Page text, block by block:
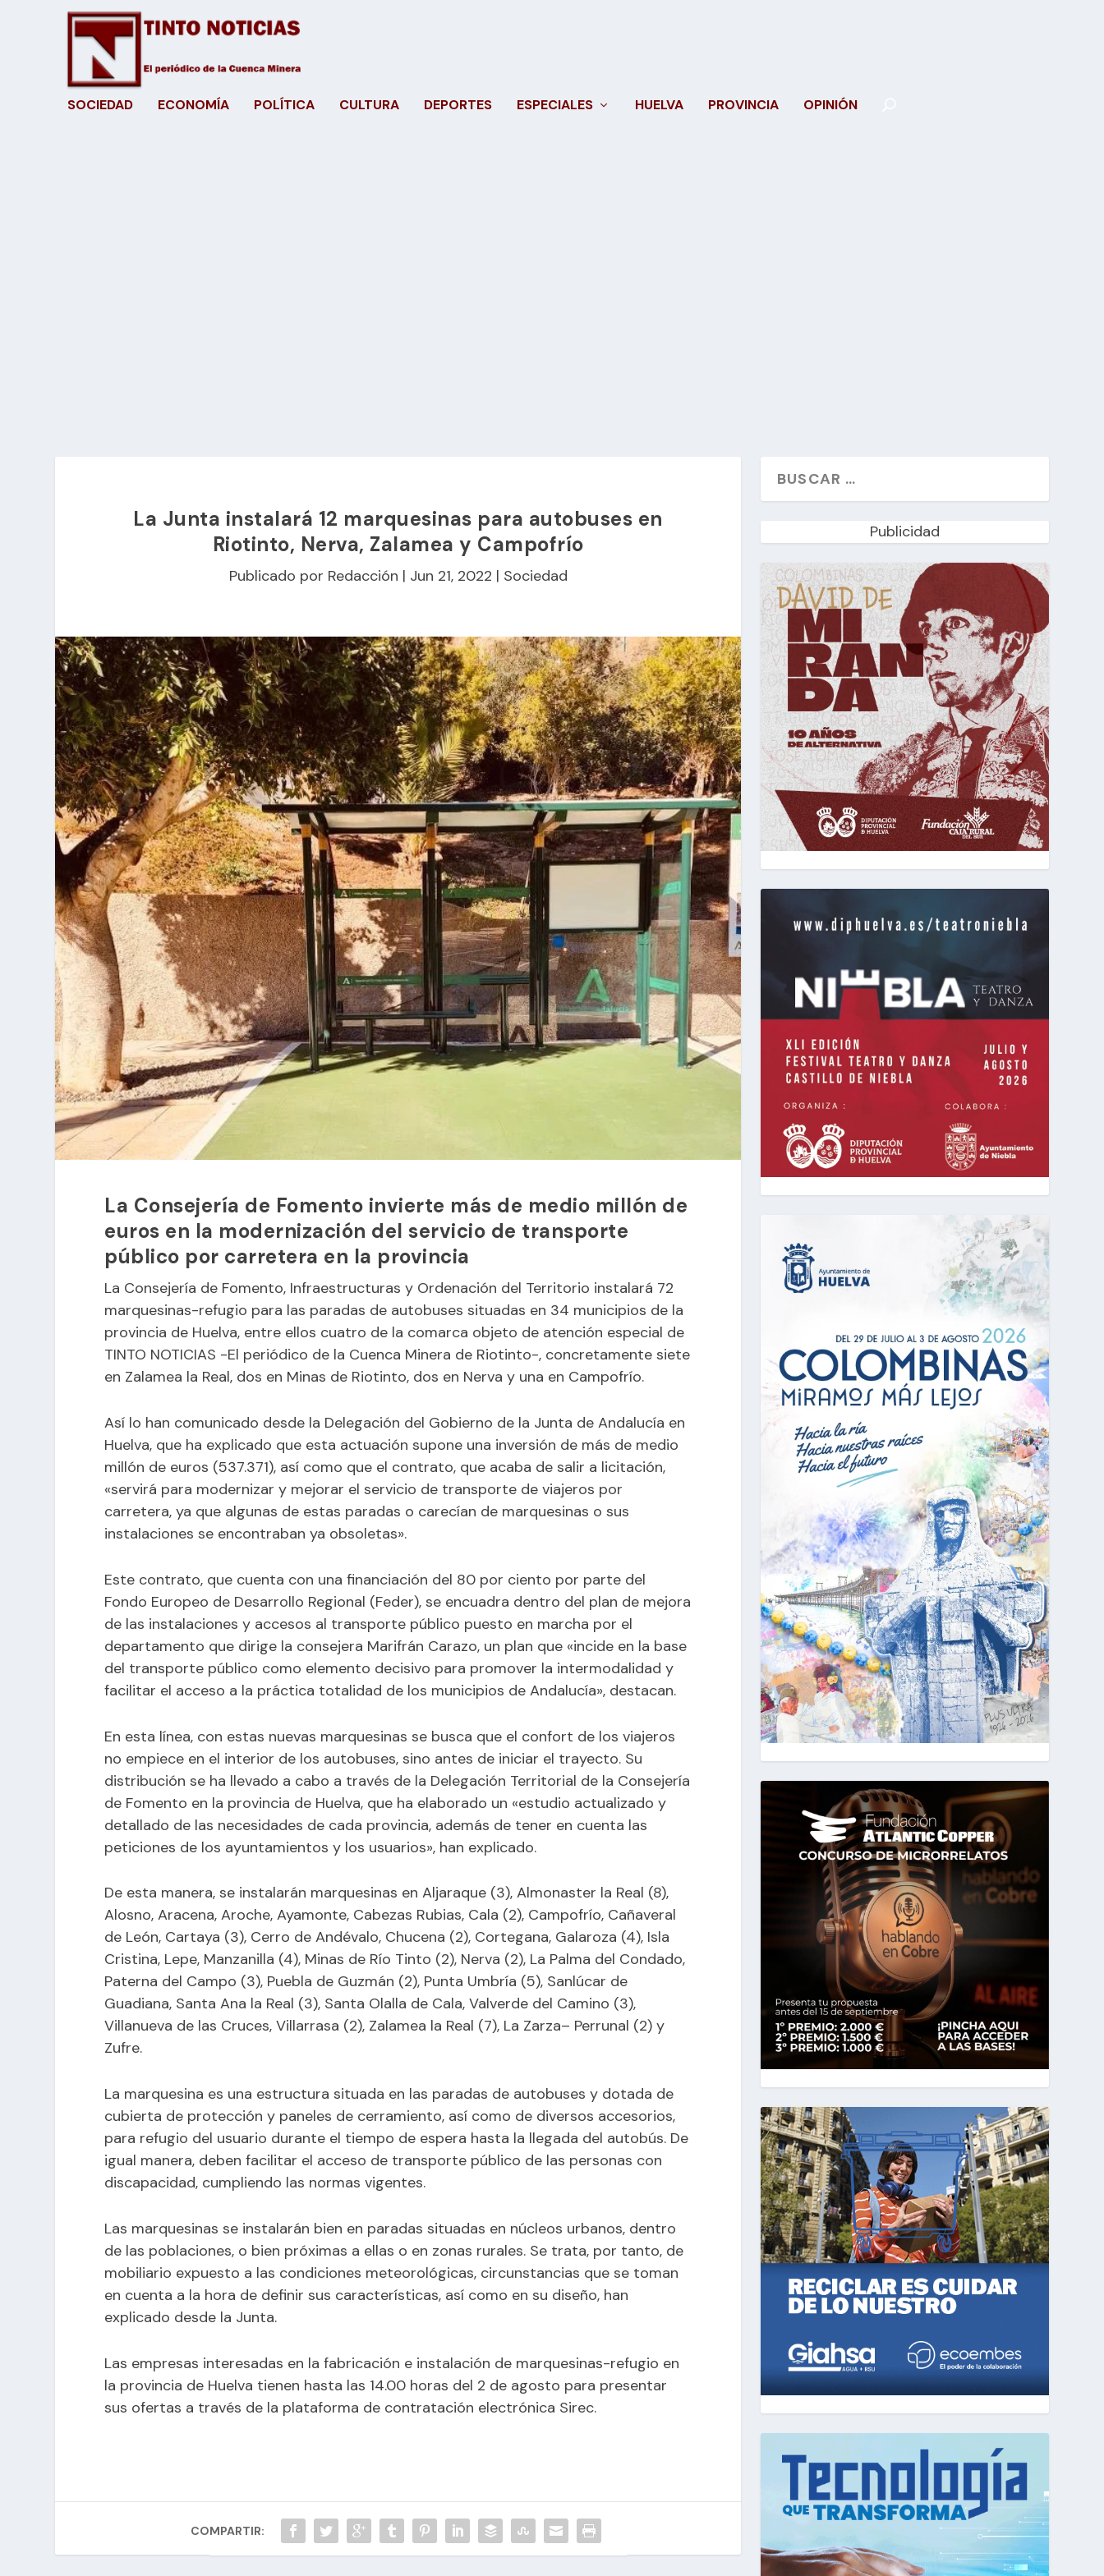
SOCIEDAD ECONOMÍA POLÍTICA CULTURA DEPORTES ESPECIALES HUELVA PROVINCIA OPINIÓN
La Junta instalará 12 marquesinas para autobuses en
Riotinto, Nerva, Zalamea y Campofrío
Publicado por Redacción | Jun 21, 2022 | Sociedad
La Consejería de Fomento invierte más de medio millón de
euros en la modernización del servicio de transporte
público por carretera en la provincia
La Consejería de Fomento, Infraestructuras y Ordenación del Territorio instalará 72
marquesinas-refugio para las paradas de autobuses situadas en 34 municipios de la
provincia de Huelva, entre ellos cuatro de la comarca objeto de atención especial de
TINTO NOTICIAS -El periódico de la Cuenca Minera de Riotinto-, concretamente siete
en Zalamea la Real, dos en Minas de Riotinto, dos en Nerva y una en Campofrío.
Así lo han comunicado desde la Delegación del Gobierno de la Junta de Andalucía en
Huelva, que ha explicado que esta actuación supone una inversión de más de medio
millón de euros (537.371), así como que el contrato, que acaba de salir a licitación,
«servirá para modernizar y mejorar el servicio de transporte de viajeros por
carretera, ya que algunas de estas paradas o carecían de marquesinas o sus
instalaciones se encontraban ya obsoletas».
Este contrato, que cuenta con una financiación del 80 por ciento por parte del
Fondo Europeo de Desarrollo Regional (Feder), se encuadra dentro del plan de mejora
de las instalaciones y accesos al transporte público puesto en marcha por el
departamento que dirige la consejera Marifrán Carazo, un plan que «incide en la base
del transporte público como elemento decisivo para promover la intermodalidad y
facilitar el acceso a la práctica totalidad de los municipios de Andalucía», destacan.
En esta línea, con estas nuevas marquesinas se busca que el confort de los viajeros
no empiece en el interior de los autobuses, sino antes de iniciar el trayecto. Su
distribución se ha llevado a cabo a través de la Delegación Territorial de la Consejería
de Fomento en la provincia de Huelva, que ha elaborado un «estudio actualizado y
detallado de las necesidades de cada provincia, además de tener en cuenta las
peticiones de los ayuntamientos y los usuarios», han explicado.
De esta manera, se instalarán marquesinas en Aljaraque (3), Almonaster la Real (8),
Alosno, Aracena, Aroche, Ayamonte, Cabezas Rubias, Cala (2), Campofrío, Cañaveral
de León, Cartaya (3), Cerro de Andévalo, Chucena (2), Cortegana, Galaroza (4), Isla
Cristina, Lepe, Manzanilla (4), Minas de Río Tinto (2), Nerva (2), La Palma del Condado,
Paterna del Campo (3), Puebla de Guzmán (2), Punta Umbría (5), Sanlúcar de
Guadiana, Santa Ana la Real (3), Santa Olalla de Cala, Valverde del Camino (3),
Villanueva de las Cruces, Villarrasa (2), Zalamea la Real (7), La Zarza– Perrunal (2) y
Zufre.
La marquesina es una estructura situada en las paradas de autobuses y dotada de
cubierta de protección y paneles de cerramiento, así como de diversos accesorios,
para refugio del usuario durante el tiempo de espera hasta la llegada del autobús. De
igual manera, deben facilitar el acceso de transporte público de las personas con
discapacidad, cumpliendo las normas vigentes.
Las marquesinas se instalarán bien en paradas situadas en núcleos urbanos, dentro
de las poblaciones, o bien próximas a ellas o en zonas rurales. Se trata, por tanto, de
mobiliario expuesto a las condiciones meteorológicas, circunstancias que se toman
en cuenta a la hora de definir sus características, así como en su diseño, han
explicado desde la Junta.
Las empresas interesadas en la fabricación e instalación de marquesinas-refugio en
la provincia de Huelva tienen hasta las 14.00 horas del 2 de agosto para presentar
sus ofertas a través de la plataforma de contratación electrónica Sirec.
COMPARTIR:
Publicidad